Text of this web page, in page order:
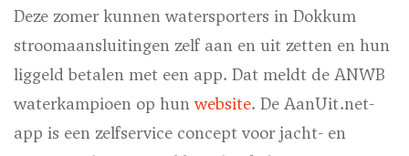
Deze zomer kunnen watersporters in Dokkum
stroomaansluitingen zelf aan en uit zetten en hun
liggeld betalen met een app. Dat meldt de ANWB
waterkampioen op hunwebsite. De AanUit.net-
app is een zelfservice concept voor jacht- en